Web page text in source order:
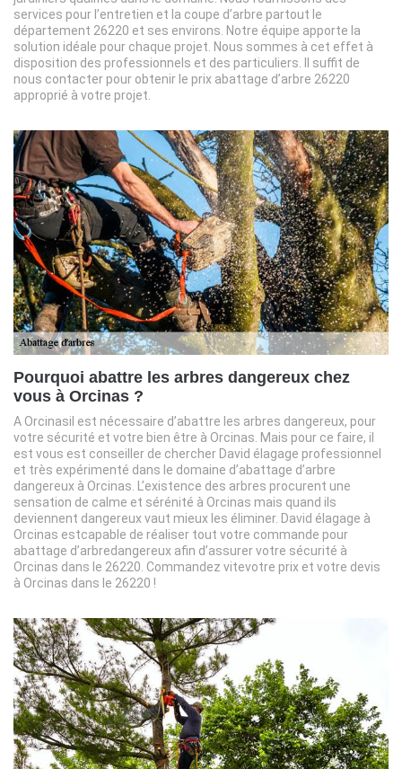
services pour l’entretien et la coupe d’arbre partout le
département 26220 et ses environs. Notre équipe apporte la
solution idéale pour chaque projet. Nous sommes à cet effet à
disposition des professionnels et des particuliers. Il suffit de
nous contacter pour obtenir le prix abattage d’arbre 26220
approprié à votre projet.
Pourquoi abattre les arbres dangereux chez
vous à Orcinas ?
A Orcinasil est nécessaire d’abattre les arbres dangereux, pour
votre sécurité et votre bien être à Orcinas. Mais pour ce faire, il
est vous est conseiller de chercher David élagage professionnel
et très expérimenté dans le domaine d’abattage d’arbre
dangereux à Orcinas. L’existence des arbres procurent une
sensation de calme et sérénité à Orcinas mais quand ils
deviennent dangereux vaut mieux les éliminer. David élagage à
Orcinas estcapable de réaliser tout votre commande pour
abattage d’arbredangereux afin d’assurer votre sécurité à
Orcinas dans le 26220. Commandez vitevotre prix et votre devis
à Orcinas dans le 26220 !